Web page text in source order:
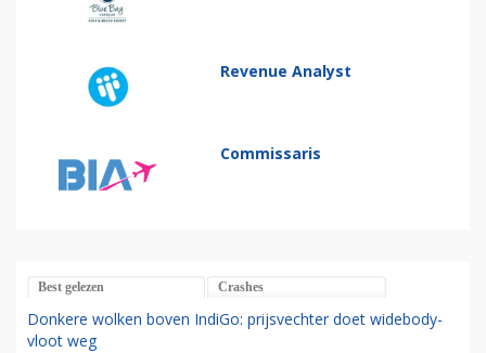
Revenue Analyst
Commissaris
Best gelezen Crashes
Donkere wolken boven IndiGo: prijsvechter doet widebody-
vloot weg